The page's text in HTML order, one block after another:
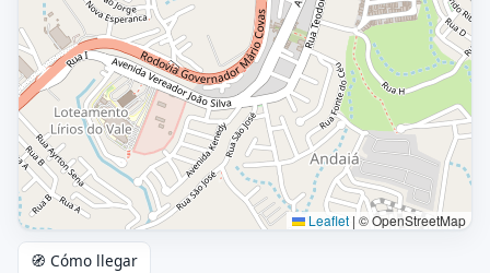
Leaflet | © OpenStreetMap
🧭 Cómo llegar